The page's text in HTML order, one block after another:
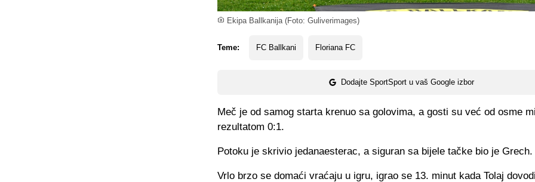
Ekipa Ballkanija (Foto: Guliverimages)
Teme: FC Ballkani Floriana FC
Dodajte SportSport u vaš Google izbor
Meč je od samog starta krenuo sa golovima, a gosti su već od osme
rezultatom 0:1.
Potoku je skrivio jedanaesterac, a siguran sa bijele tačke bio je Grech.
Vrlo brzo se domaći vraćaju u igru, igrao se 13. minut kada Tolaj